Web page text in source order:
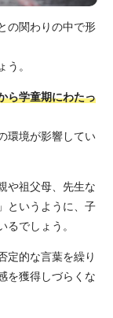
の関わりの中で形
。
ら学童期にわたっ
環境が影響してい
や祖父母、先生な
というように、子
でしょう。
定的な言葉を繰り
を獲得しづらくな